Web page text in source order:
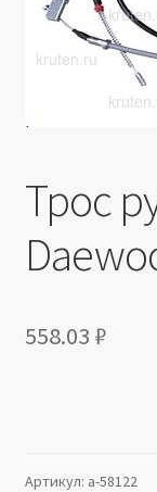
Производители
Юридические
Трос
558.03 ₽
Артикул: a-58122